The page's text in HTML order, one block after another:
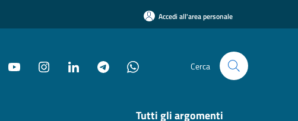
Accedi all'area personale
Cerca
Tutti gli argomenti